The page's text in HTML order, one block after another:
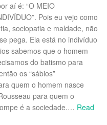
aí é: “O MEIO
Pois eu vejo como
sociopatia e maldade, não
pega. Ela está no indivíduo
sabemos que o homem
do batismo para
os “sábios”
quem o homem nasce
para quem o
é a sociedade.… Read